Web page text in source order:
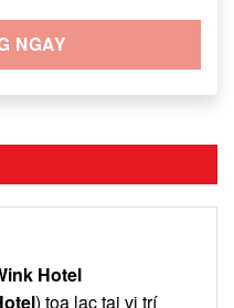
NGAY
Hotel
) tọa lạc tại vị trí